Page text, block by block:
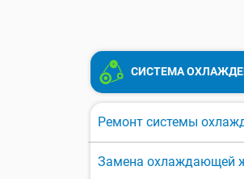
СИСТЕМА
Ремонт системы
Замена охлаждающей